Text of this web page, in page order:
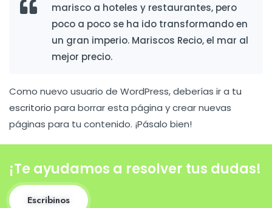
marisco a hoteles y restaurantes, pero
poco a poco se ha ido transformando en
un gran imperio. Mariscos Recio, el mar al
mejor precio.
Como nuevo usuario de WordPress, deberías ir a tu
escritorio para borrar esta página y crear nuevas
páginas para tu contenido. ¡Pásalo bien!
¡Te ayudamos a resolver tus dudas!
Escribinos